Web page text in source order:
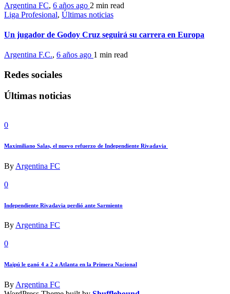
Argentina FC, 6 años ago 2 min read
Liga Profesional, Últimas noticias
Un jugador de Godoy Cruz seguirá su carrera en Europa
Argentina F.C., 6 años ago 1 min read
Redes sociales
Últimas noticias
0
Maximiliano Salas, el nuevo refuerzo de Independiente Rivadavia
By Argentina FC
0
Independiente Rivadavia perdió ante Sarmiento
ByArgentina FC
0
Maipú le ganó 4 a 2 a Atlanta en la Primera Nacional
ByArgentina FC